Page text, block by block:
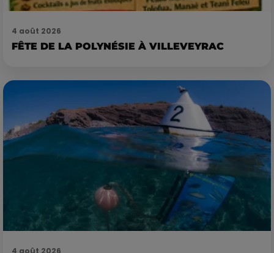
4 août 2026
FÊTE DE LA POLYNÉSIE À VILLEVEYRAC